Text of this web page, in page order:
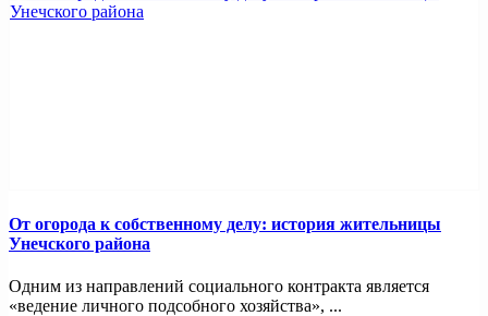
От огорода к собственному делу: история жительницы
Унечского района
Одним из направлений социального контракта является
«ведение личного подсобного хозяйства», ...